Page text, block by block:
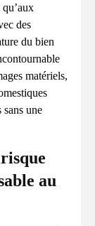
qu’aux
des
du bien
matériels,
sans une
au